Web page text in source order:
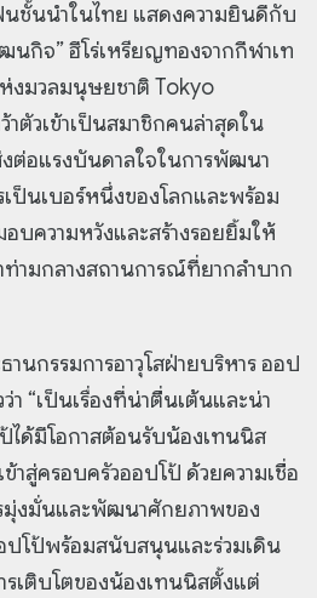
ชั้นนำในไทย แสดงความยินดีกับ
กิจ” ฮีโร่เหรียญทองจากกีฬาเท
งมวลมนุษยชาติ Tokyo
ตัวเข้าเป็นสมาชิกคนล่าสุดใน
งต่อแรงบันดาลใจในการพัฒนา
ป็นเบอร์หนึ่งของโลกและพร้อม
บความหวังและสร้างรอยยิ้มให้
ามกลางสถานการณ์ที่ยากลำบาก
นกรรมการอาวุโสฝ่ายบริหาร ออป
า “เป็นเรื่องที่น่าตื่นเต้นและน่า
ได้มีโอกาสต้อนรับน้องเทนนิส
าสู่ครอบครัวออปโป้ ด้วยความเชื่อ
มุ่งมั่นและพัฒนาศักยภาพของ
ปโป้พร้อมสนับสนุนและร่วมเดิน
รเติบโตของน้องเทนนิสตั้งแต่